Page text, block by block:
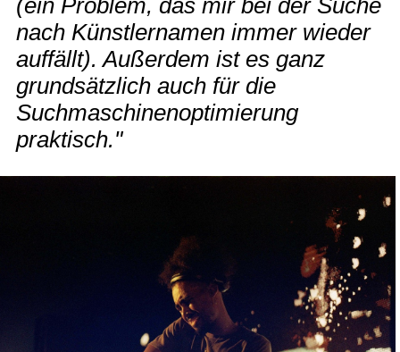
(ein Problem, das mir bei der Suche
nach Künstlernamen immer wieder
auffällt). Außerdem ist es ganz
grundsätzlich auch für die
Suchmaschinenoptimierung
praktisch."